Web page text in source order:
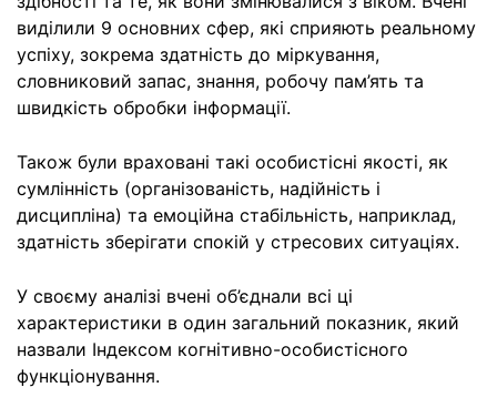
виділили 9 основних сфер, які сприяють реальному
успіху, зокрема здатність до міркування,
словниковий запас, знання, робочу пам’ять та
швидкість обробки інформації.
Також були враховані такі особистісні якості, як
сумлінність (організованість, надійність і
дисципліна) та емоційна стабільність, наприклад,
здатність зберігати спокій у стресових ситуаціях.
У своєму аналізі вчені об’єднали всі ці
характеристики в один загальний показник, який
назвали Індексом когнітивно-особистісного
функціонування.